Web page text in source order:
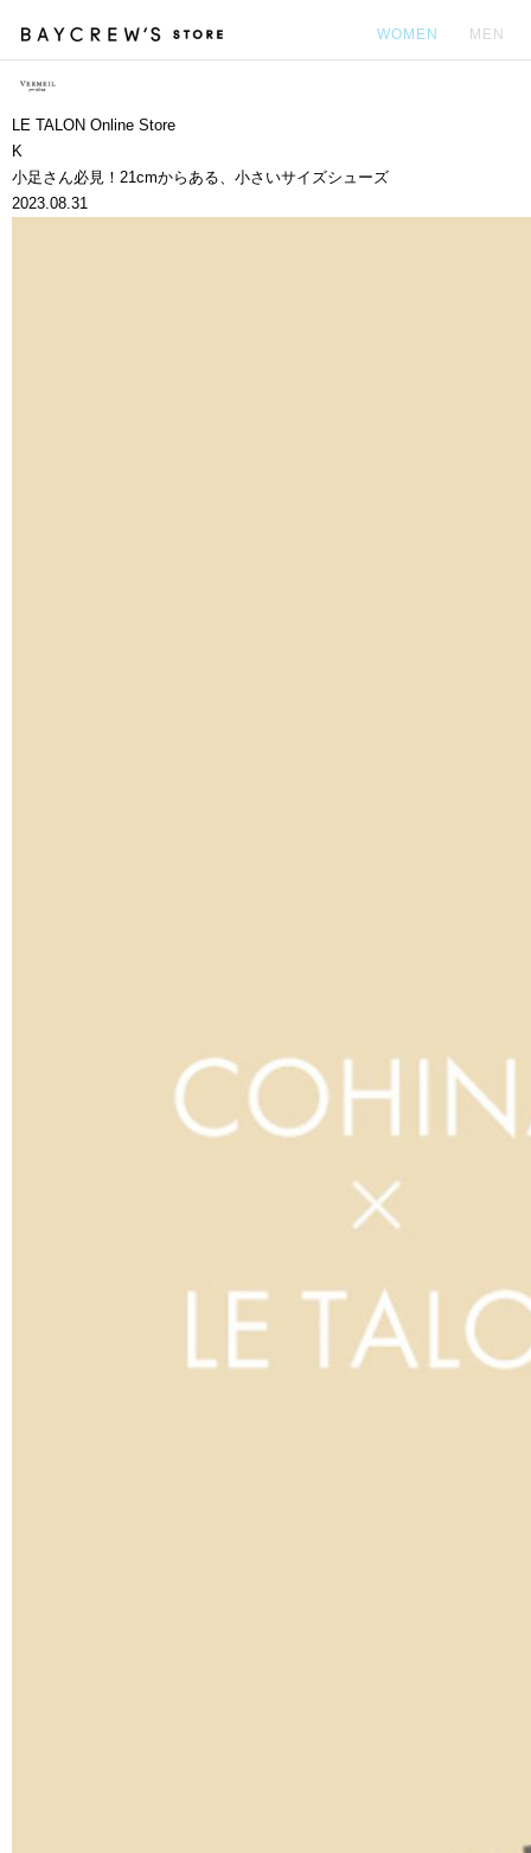
WOMEN MEN
LE TALON Online Store
K
小足さん必見！21cmからある、小さいサイズシューズ
2023.08.31